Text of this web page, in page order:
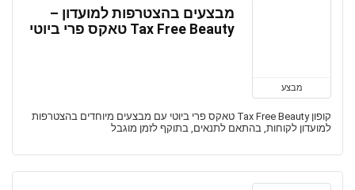
מבצע
מבצעים בהצטרפות למועדון –
Tax Free Beauty טאקס פרי ביוטי
קופון Tax Free Beauty טאקס פרי ביוטי עם מבצעים מיוחדים בהצטרפות
למועדון לקוחות, בהתאם לתנאים, בתוקף לזמן מוגבל